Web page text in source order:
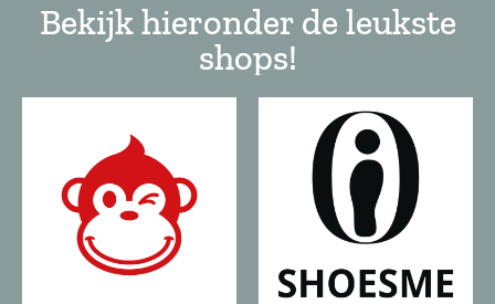
Bekijk hieronder de leukste
shops!